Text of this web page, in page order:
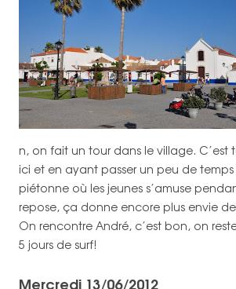
n, on fait un tour dans le village. C’est
ici et en ayant passer un peu de
piétonne où les jeunes s’amuse
repose, ça donne encore plus envie de
On rencontre André, c’est bon, on
5 jours de surf!
Mercredi 13/06/2012